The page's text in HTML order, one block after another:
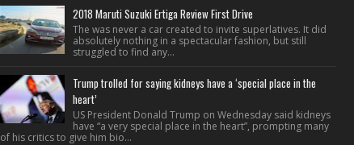
2018 Maruti Suzuki Ertiga Review First Drive
The was never a car created to invite superlatives. It did
absolutely nothing in a spectacular fashion, but still
struggled to find any...
Trump trolled for saying kidneys have a ‘special place in the
heart’
US President Donald Trump on Wednesday said kidneys
have “a very special place in the heart”, prompting many
of his critics to give him bio...